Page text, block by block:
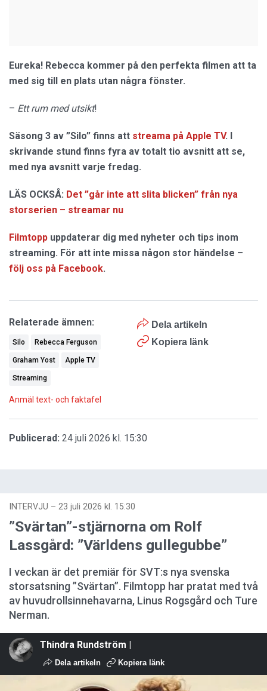
Eureka! Rebecca kommer på den perfekta filmen att ta
med sig till en plats utan några fönster.
– Ett rum med utsikt!
Säsong 3 av ”Silo” finns att streama på Apple TV. I
skrivande stund finns fyra av totalt tio avsnitt att se,
med nya avsnitt varje fredag.
LÄS OCKSÅ: Det ”går inte att slita blicken” från nya
storserien – streamar nu
Filmtopp uppdaterar dig med nyheter och tips inom
streaming. För att inte missa någon stor händelse –
följ oss på Facebook.
Dela artikeln
Kopiera länk
Relaterade ämnen:
Silo Rebecca Ferguson
Graham Yost Apple TV
Streaming
Anmäl text- och faktafel
Publicerad: 24 juli 2026 kl. 15:30
INTERVJU – 23 juli 2026 kl. 15:30
”Svärtan”-stjärnorna om Rolf
Lassgård: ”Världens gullegubbe”
I veckan är det premiär för SVT:s nya svenska
storsatsning ”Svärtan”. Filmtopp har pratat med två
av huvudrollsinnehavarna, Linus Rogsgård och Ture
Nerman.
Thindra Rundström |
Dela artikeln Kopiera länk